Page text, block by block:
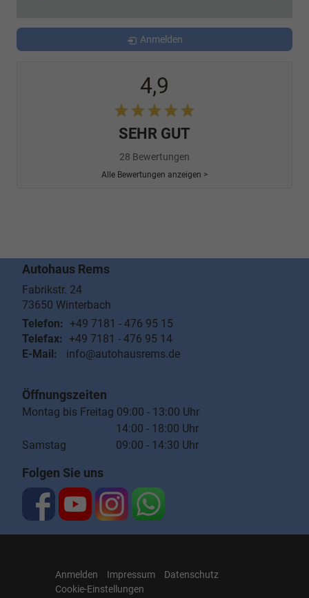
Anmelden
4,9
SEHR GUT
28 Bewertungen
Alle Bewertungen anzeigen >
Autohaus Rems
Fabrikstr. 24
73650 Winterbach
Telefon: +49 7181 - 476 95 15
Telefax: +49 7181 - 476 95 14
E-Mail:
info@autohausrems.de
Öffnungszeiten
Montag bis Freitag 09:00 - 13:00 Uhr
14:00 - 18:00 Uhr
Samstag 09:00 - 14:30 Uhr
Folgen Sie uns
Anmelden Impressum
Datenschutz
Cookie-Einstellungen